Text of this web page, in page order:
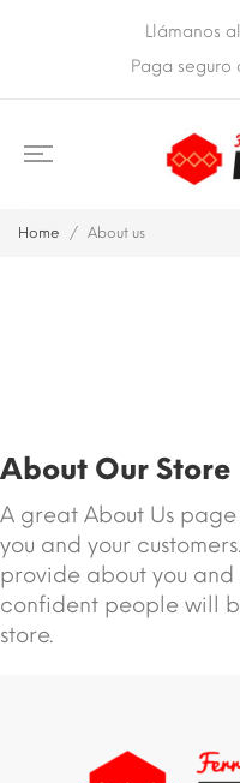
Llámanos
Paga
Home About us
About Our Store
A great About Us
you and your
provide about you and
confident people will
store.